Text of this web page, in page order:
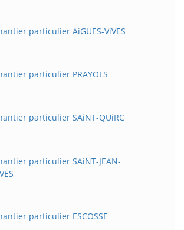
particulier AiGUES-ViVES
particulier PRAYOLS
particulier SAiNT-QUiRC
particulier SAiNT-JEAN-
particulier ESCOSSE